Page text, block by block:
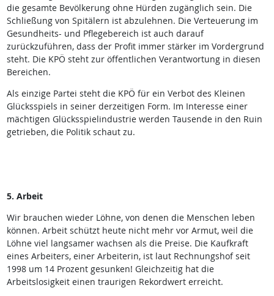
die gesamte Bevölkerung ohne Hürden zugänglich sein. Die
Schließung von Spitälern ist abzulehnen. Die Verteuerung im
Gesundheits- und Pflegebereich ist auch darauf
zurückzuführen, dass der Profit immer stärker im Vordergrund
steht. Die KPÖ steht zur öffentlichen Verantwortung in diesen
Bereichen.
Als einzige Partei steht die KPÖ für ein Verbot des Kleinen
Glücksspiels in seiner derzeitigen Form. Im Interesse einer
mächtigen Glücksspielindustrie werden Tausende in den Ruin
getrieben, die Politik schaut zu.
5. Arbeit
Wir brauchen wieder Löhne, von denen die Menschen leben
können. Arbeit schützt heute nicht mehr vor Armut, weil die
Löhne viel langsamer wachsen als die Preise. Die Kaufkraft
eines Arbeiters, einer Arbeiterin, ist laut Rechnungshof seit
1998 um 14 Prozent gesunken! Gleichzeitig hat die
Arbeitslosigkeit einen traurigen Rekordwert erreicht.